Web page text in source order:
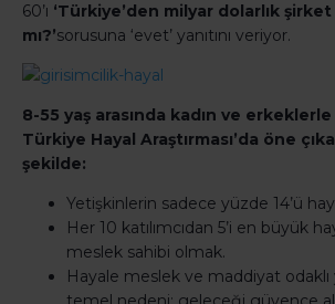
60’ı ‘Türkiye’den milyar dolarlık şirket
mı?’sorusuna ‘evet’ yanıtını veriyor.
8-55 yaş arasında kadın ve
Türkiye Hayal Araştırması’da öne
şekilde:
Yetişkinlerin sadece yüzde 14’ü
Her 10 katılımcıdan 5’i en büyük
meslek sahibi olmak.
Hayale meslek ve maddiyat odaklı